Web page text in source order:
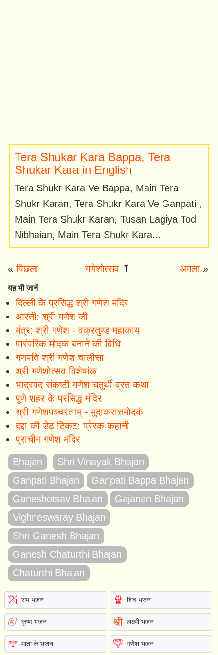
Tera Shukar Kara Bappa, Tera
Shukar Kara in English
Tera Shukr Kara Ve Bappa, Main Tera
Shukr Karan, Tera Shukr Kara Ve Ganpati ,
Main Tera Shukr Karan, Tusan Lagiya Tod
Nibhaian, Main Tera Shukr Kara...
«पिछला गणेशोत्सव ⤒ अगला»
यह भी जानें
दिल्ली के प्रसिद्ध श्री गणेश मंदिर
आरती: श्री गणेश जी
मंत्र: श्री गणेश - वक्रतुण्ड महाकाय
पारंपरिक मोदक बनाने की विधि
गणपति श्री गणेश चालीसा
श्री गणेशोत्सव विशेषांक
भाद्रपद संकष्टी गणेश चतुर्थी व्रत कथा
पुणे शहर के प्रसिद्ध मंदिर
श्री गणेशपञ्चरत्नम् - मुदाकरात्तमोदकं
दद्दा की डेढ़ टिकट: प्रेरक कहानी
प्राचीन गणेश मंदिर
Bhajan
Shri Vinayak Bhajan
Ganpati Bhajan
Ganpati Bappa Bhajan
Ganeshotsav Bhajan
Gajanan Bhajan
Vighneswaray Bhajan
Shri Ganesh Bhajan
Ganesh Chaturthi Bhajan
Chaturthi Bhajan
राम भजन शिव भजन
कृष्ण भजन लक्ष्मी भजन
माता के भजन गणेश भजन